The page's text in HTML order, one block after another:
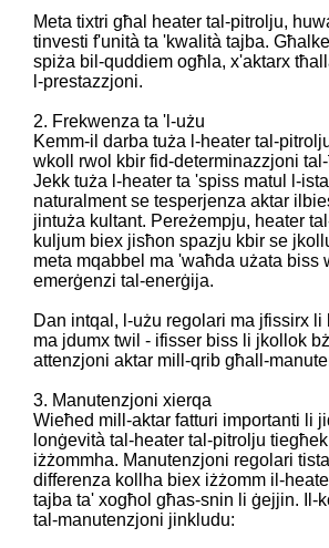
Meta tixtri għal heater tal-pitrolju,
tinvesti f'unità ta 'kwalità tajba.
spiża bil-quddiem ogħla, x'aktarx
l-prestazzjoni.
2. Frekwenza ta 'l-użu
Kemm-il darba tuża l-heater tal-
wkoll rwol kbir fid-determinazzjoni
Jekk tuża l-heater ta 'spiss matul l-
naturalment se tesperjenza aktar
jintuża kultant. Pereżempju, heater
kuljum biex jisħon spazju kbir se
meta mqabbel ma 'waħda użata biss
emerġenzi tal-enerġija.
Dan intqal, l-użu regolari ma jfissirx li
ma jdumx twil - ifisser biss li jkollok
attenzjoni aktar mill-qrib għall-
3. Manutenzjoni xierqa
Wieħed mill-aktar fatturi importanti li
lonġevità tal-heater tal-pitrolju
iżżommha. Manutenzjoni regolari
differenza kollha biex iżżomm il-
tajba ta' xogħol għas-snin li ġejjin. Il-
tal-manutenzjoni jinkludu: